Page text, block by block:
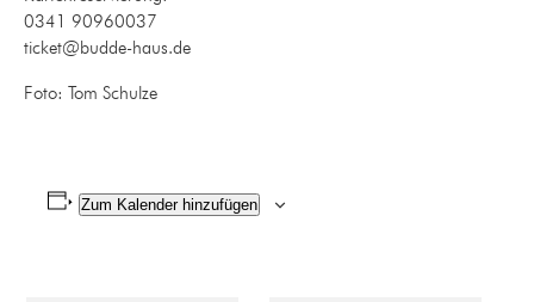
0341 90960037
ticket@budde-haus.de
Foto: Tom Schulze
Zum Kalender hinzufügen